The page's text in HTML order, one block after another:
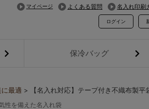
マイページ よくある質問 名入れ印刷
ログイン
保冷バッグ
最適 【名入れ対応】テープ付き不織布製
性を備えた名入れ袋